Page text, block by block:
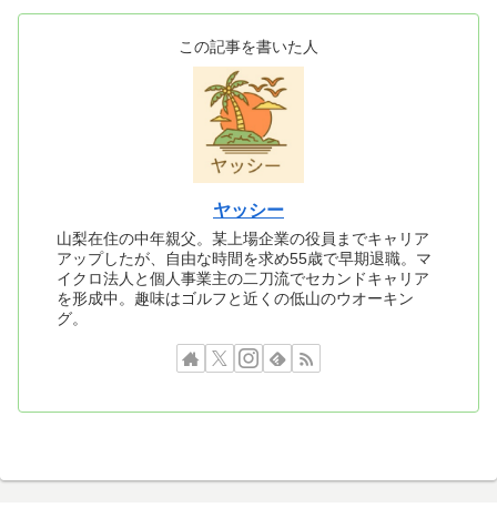
この記事を書いた人
ヤッシー
山梨在住の中年親父。某上場企業の役員までキャリア
アップしたが、自由な時間を求め55歳で早期退職。マ
イクロ法人と個人事業主の二刀流でセカンドキャリア
を形成中。趣味はゴルフと近くの低山のウオーキン
グ。